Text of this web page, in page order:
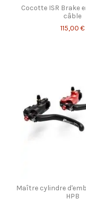
Cocotte ISR Brake
câble
115,00 €
Maître cylindre
HPB